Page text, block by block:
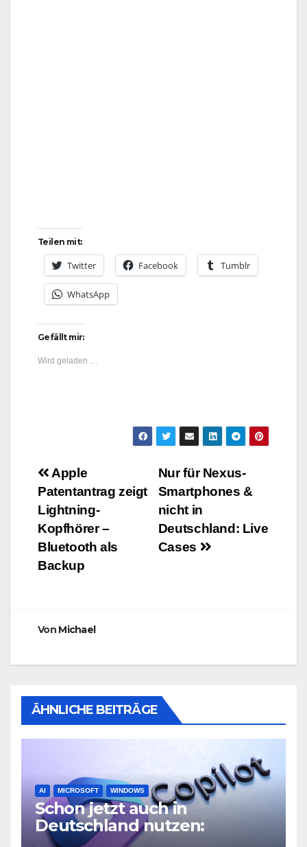
Teilen mit:
Twitter Facebook Tumblr
WhatsApp
Gefällt mir:
Wird geladen …
Beitragsnavigation
Nur für Nexus-
Smartphones &
nicht in
Deutschland: Live
Cases
Apple
Patentantrag zeigt
Lightning-
Kopfhörer –
Bluetooth als
Backup
Von Michael
ÄHNLICHE BEITRÄGE
AI MICROSOFT WINDOWS
Schon jetzt auch in
Deutschland nutzen:
Microsoft Copilot in Windows